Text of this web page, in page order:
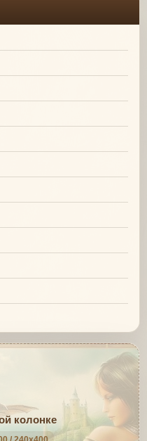
колонке